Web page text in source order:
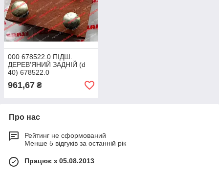
000 678522.0 ПІДШ.
ДЕРЕВ'ЯНИЙ ЗАДНІЙ (d
40) 678522.0
961,67 ₴
Про нас
Рейтинг не сформований
Менше 5 відгуків за останній рік
Працює з 05.08.2013